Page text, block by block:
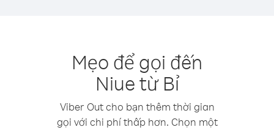
Mẹo để gọi đến
Niue từ Bỉ
Viber Out cho bạn thêm thời gian
gọi với chi phí thấp hơn. Chọn một